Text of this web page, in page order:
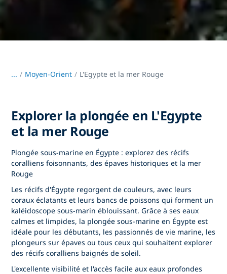
... / Moyen-Orient L'Egypte et la mer Rouge
Explorer la plongée en L'Egypte
et la mer Rouge
Plongée sous-marine en Égypte : explorez des récifs
coralliens foisonnants, des épaves historiques et la mer
Rouge
Les récifs d'Égypte regorgent de couleurs, avec leurs
coraux éclatants et leurs bancs de poissons qui forment un
kaléidoscope sous-marin éblouissant. Grâce à ses eaux
calmes et limpides, la plongée sous-marine en Égypte est
idéale pour les débutants, les passionnés de vie marine, les
plongeurs sur épaves ou tous ceux qui souhaitent explorer
des récifs coralliens baignés de soleil.
L'excellente visibilité et l'accès facile aux eaux profondes